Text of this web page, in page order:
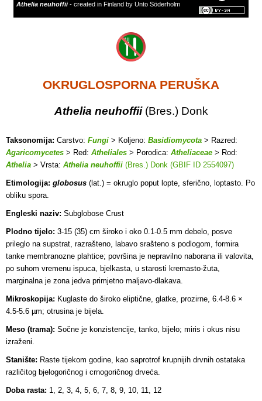
Athelia neuhoffii- created in Finland by Unto Söderholm
OKRUGLOSPORNA PERUŠKA
Athelia neuhoffii (Bres.) Donk
Taksonomija: Carstvo: Fungi > Koljeno: Basidiomycota > Razred:
Agaricomycetes > Red: Atheliales > Porodica: Atheliaceae > Rod:
Athelia > Vrsta: Athelia neuhoffii (Bres.) Donk (GBIF ID 2554097)
Etimologija: globosus (lat.) = okruglo poput lopte, sferično, loptasto. Po
obliku spora.
Engleski naziv: Subglobose Crust
Plodno tijelo: 3-15 (35) cm široko i oko 0.1-0.5 mm debelo, posve
prileglo na supstrat, razrašteno, labavo srašteno s podlogom, formira
tanke membranozne plahtice; površina je nepravilno naborana ili valovita,
po suhom vremenu ispuca, bjelkasta, u starosti kremasto-žuta,
marginalna je zona jedva primjetno maljavo-dlakava.
Mikroskopija: Kuglaste do široko eliptične, glatke, prozirne, 6.4-8.6 ×
4.5-5.6 µm; otrusina je bijela.
Meso (trama): Sočne je konzistencije, tanko, bijelo; miris i okus nisu
izraženi.
Stanište: Raste tijekom godine, kao saprotrof krupnijih drvnih ostataka
različitog bjelogoričnog i crnogoričnog drveća.
Doba rasta: 1, 2, 3, 4, 5, 6, 7, 8, 9, 10, 11, 12